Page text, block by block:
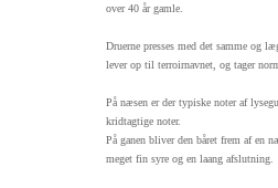
over 40 år gamle.
Druerne presses med det samme og
lever op til terroirnavnet, og tager
På næsen er der typiske noter af
kridtagtige noter.
På ganen bliver den båret frem af en
meget fin syre og en laang afslutning.